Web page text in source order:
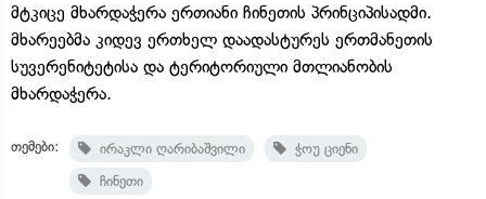
მტკიცე მხარდაჭერა ერთიანი ჩინეთის პრინციპისადმი.
მხარეებმა კიდევ ერთხელ დაადასტურეს ერთმანეთის
სუვერენიტეტისა და ტერიტორიული მთლიანობის
მხარდაჭერა.
თემები: ირაკლი ღარიბაშვილი
ჭოუ ციენი
ჩინეთი